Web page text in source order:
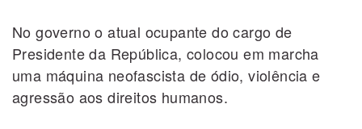
No governo o atual ocupante do cargo de
Presidente da República, colocou em marcha
uma máquina neofascista de ódio, violência e
agressão aos direitos humanos.